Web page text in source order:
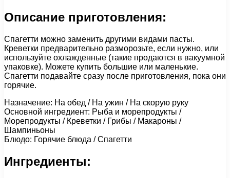
Описание приготовления:
Спагетти можно заменить другими видами пасты.
Креветки предварительно разморозьте, если нужно, или
используйте охлажденные (такие продаются в вакуумной
упаковке). Можете купить большие или маленькие.
Спагетти подавайте сразу после приготовления, пока они
горячие.
Назначение: На обед / На ужин / На скорую руку
Основной ингредиент: Рыба и морепродукты /
Морепродукты / Креветки / Грибы / Макароны /
Шампиньоны
Блюдо: Горячие блюда / Спагетти
Ингредиенты: